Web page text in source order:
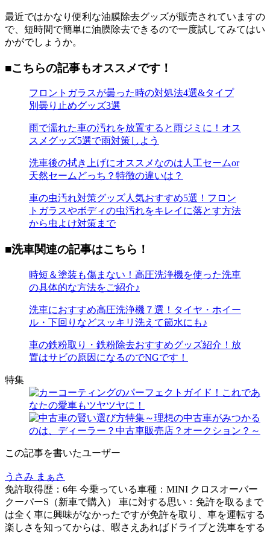
最近ではかなり便利な油膜除去グッズが販売されていますの
で、短時間で簡単に油膜除去できるので一度試してみてはい
かがでしょうか。
■こちらの記事もオススメです！
フロントガラスが曇った時の対処法4選&タイプ
別曇り止めグッズ3選
雨で濡れた車の汚れを放置すると雨ジミに！オス
スメグッズ5選で雨対策しよう
洗車後の拭き上げにオススメなのは人工セームor
天然セームどっち？特徴の違いは？
車の虫汚れ対策グッズ人気おすすめ5選！フロン
トガラスやボディの虫汚れをキレイに落とす方法
から虫よけ対策まで
■洗車関連の記事はこちら！
時短＆塗装も傷まない！高圧洗浄機を使った洗車
の具体的な方法をご紹介♪
洗車におすすめ高圧洗浄機７選！タイヤ・ホイー
ル・下回りなどスッキリ洗えて節水にも♪
車の鉄粉取り・鉄粉除去おすすめグッズ紹介！放
置はサビの原因になるのでNGです！
特集
この記事を書いたユーザー
うさみ まぁさ
免許取得歴：6年 今乗っている車種：MINI クロスオーバー
クーパーS（新車で購入） 車に対する思い：免許を取るまで
は全く車に興味がなかったですが免許を取り、車を運転する
楽しさを知ってからは、暇さえあればドライブと洗車をする